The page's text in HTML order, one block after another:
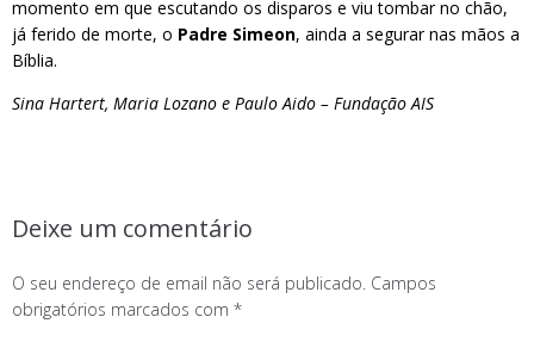
momento em que escutando os disparos e viu tombar no chão,
já ferido de morte, o Padre Simeon, ainda a segurar nas mãos a
Bíblia.
Sina Hartert, Maria Lozano e Paulo Aido – Fundação AIS
Deixe um comentário
O seu endereço de email não será publicado. Campos
obrigatórios marcados com *